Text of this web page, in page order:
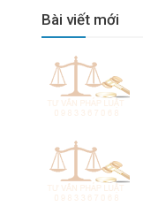
Bài viết mới